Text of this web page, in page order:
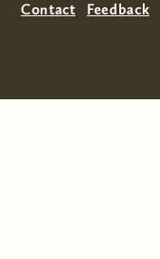
Contact Feedback